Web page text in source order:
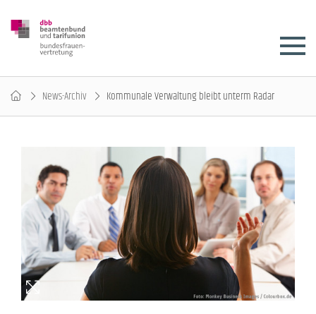
News-Archiv Kommunale Verwaltung bleibt unterm Radar